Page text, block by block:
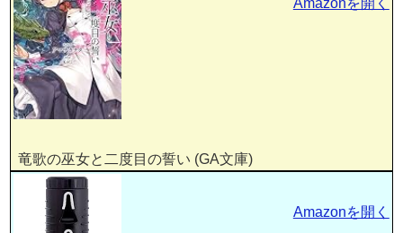
竜歌の巫女と二度目の誓い (GA文庫)
Amazonを開く
Amazonを開く